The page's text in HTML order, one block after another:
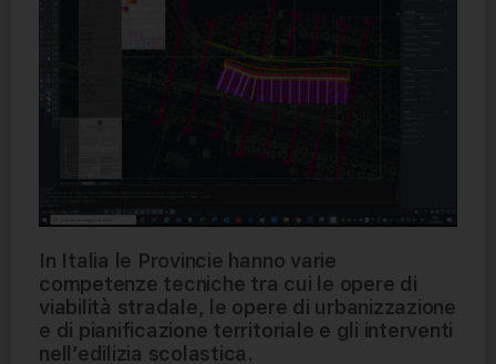
In Italia le Provincie hanno varie
competenze tecniche tra cui le opere di
viabilità stradale, le opere di urbanizzazione
e di pianificazione territoriale e gli interventi
nell’edilizia scolastica.